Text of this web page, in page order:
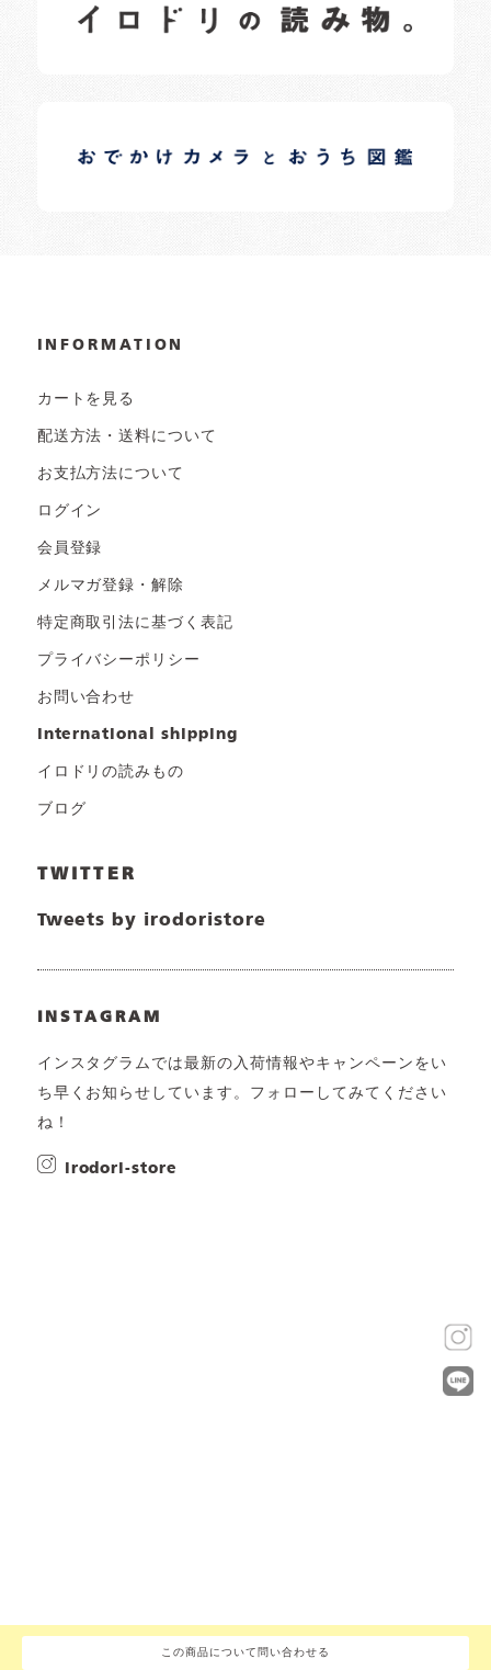
この商品について問い合わせる
日常の様子など随時更新中です。
日常の様子など随時更新中です。
INFORMATION
カートを見る
配送方法・送料について
お支払方法について
ログイン
会員登録
メルマガ登録・解除
特定商取引法に基づく表記
プライバシーポリシー
お問い合わせ
international shipping
イロドリの読みもの
ブログ
TWITTER
Tweets by irodoristore
INSTAGRAM
インスタグラムでは最新の入荷情報やキャンペーンをい
ち早くお知らせしています。フォローしてみてください
ね！
irodori-store